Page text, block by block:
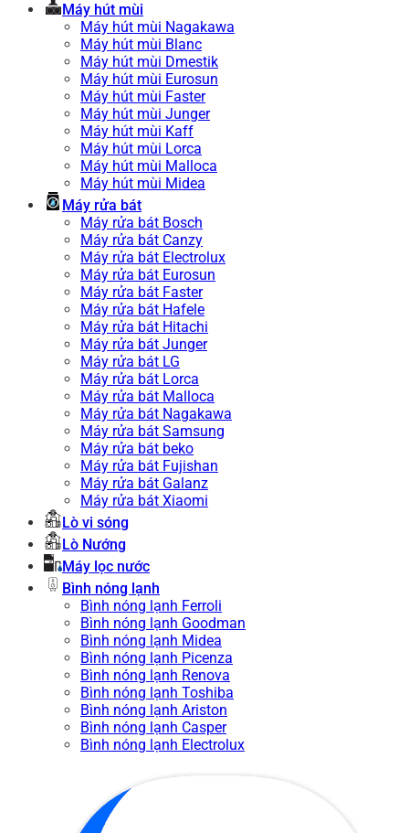
Máy hút mùi
Máy hút mùi Nagakawa
Máy hút mùi Blanc
Máy hút mùi Dmestik
Máy hút mùi Eurosun
Máy hút mùi Faster
Máy hút mùi Junger
Máy hút mùi Kaff
Máy hút mùi Lorca
Máy hút mùi Malloca
Máy hút mùi Midea
Máy rửa bát
Máy rửa bát Bosch
Máy rửa bát Canzy
Máy rửa bát Electrolux
Máy rửa bát Eurosun
Máy rửa bát Faster
Máy rửa bát Hafele
Máy rửa bát Hitachi
Máy rửa bát Junger
Máy rửa bát LG
Máy rửa bát Lorca
Máy rửa bát Malloca
Máy rửa bát Nagakawa
Máy rửa bát Samsung
Máy rửa bát beko
Máy rửa bát Fujishan
Máy rửa bát Galanz
Máy rửa bát Xiaomi
Lò vi sóng
Lò Nướng
Máy lọc nước
Bình nóng lạnh
Bình nóng lạnh Ferroli
Bình nóng lạnh Goodman
Bình nóng lạnh Midea
Bình nóng lạnh Picenza
Bình nóng lạnh Renova
Bình nóng lạnh Toshiba
Bình nóng lạnh Ariston
Bình nóng lạnh Casper
Bình nóng lạnh Electrolux